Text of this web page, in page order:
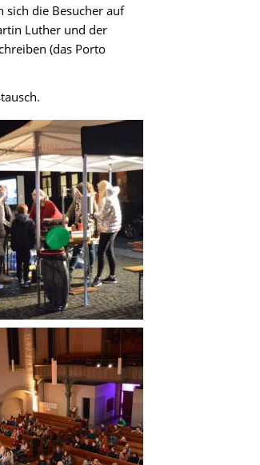
die Besucher auf
Luther und der
(das Porto